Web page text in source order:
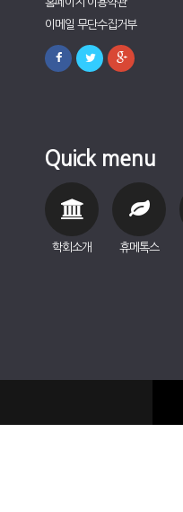
이메일 무단수집거부
Quick menu
학회소개 휴메톡스